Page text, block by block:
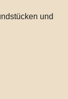
und